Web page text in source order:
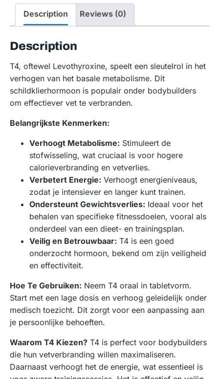
Description Reviews (0)
Description
T4, oftewel Levothyroxine, speelt een sleutelrol in het
verhogen van het basale metabolisme. Dit
schildklierhormoon is populair onder bodybuilders
om effectiever vet te verbranden.
Belangrijkste Kenmerken:
Verhoogt Metabolisme: Stimuleert de
stofwisseling, wat cruciaal is voor hogere
calorieverbranding en vetverlies.
Verbetert Energie: Verhoogt energieniveaus,
zodat je intensiever en langer kunt trainen.
Ondersteunt Gewichtsverlies: Ideaal voor het
behalen van specifieke fitnessdoelen, vooral als
onderdeel van een dieet- en trainingsplan.
Veilig en Betrouwbaar: T4 is een goed
onderzocht hormoon, bekend om zijn veiligheid
en effectiviteit.
Hoe Te Gebruiken: Neem T4 oraal in tabletvorm.
Start met een lage dosis en verhoog geleidelijk onder
medisch toezicht. Dit zorgt voor een aanpassing aan
je persoonlijke behoeften.
Waarom T4 Kiezen? T4 is perfect voor bodybuilders
die hun vetverbranding willen maximaliseren.
Daarnaast verhoogt het de energie, wat essentieel is